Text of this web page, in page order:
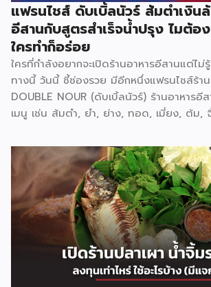
แฟรนไชส์ ดับเบิ้ลนัวร์ ส้มตำเงิน
อีสานกับสูตรสำเร็จน้ำปรุง ไมต้อ
ใครทำก็อร่อย
ใครที่กำลังอยากจะเปิดร้านอาหารอีสานแต่ไม่
ทางนี้ วันนี้ ชี้ช่องรวย มีอีกหนึ่งแฟรนไชส์ร้า
DOUBLE NOUR (ดับเบิ้ลนัวร์) ร้านอาหารอี
เมนู เช่น ส้มตำ, ยำ, ย่าง, ทอด, เมี่ยง, ต้ม,
ลูกค้าได้อย่างครอบคลุม ที่ปัจจุบันขยายสาขา
สาขา แฟรนไชส์ ดับเบิ้ลนัวร์ ยึดมั่นในคอนเซ็
อร่อย ด้วยน้ำปรุงสำเร็จ สูตรเฉพาะกว่า 20
น้ำยำ น้ำต้ม น้ำจิ้มต่างๆ ช่วยให้สามารถปรุงอ
ตอนการทำ รสชาติเป็นมาตรฐานเดียวกันทุก
เชฟมืออาชีพก็สามารถทำได้ ตอบโจทย์ได้เป็
เปิดร้านอาหารหมดกังวลเรื่องขาดพ่อครัวแ
การลงทุนแฟรนไชส์ ดับเบิ้ลนัวร์ มีให้เลือกถึ
ไชส์ Size S ราคา 149,000 บาท รูปแบบสำ